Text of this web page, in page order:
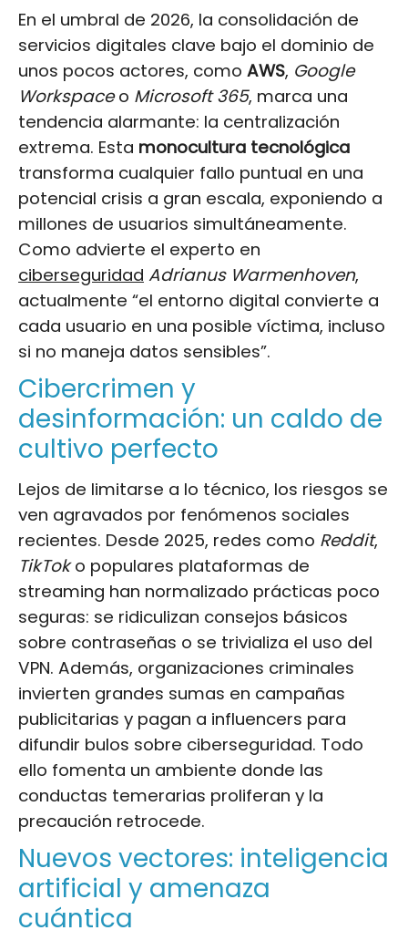
En el umbral de 2026, la consolidación de
servicios digitales clave bajo el dominio de
unos pocos actores, como AWS, Google
Workspaceo Microsoft 365, marca una
tendencia alarmante: la centralización
extrema. Esta monocultura tecnológica
transforma cualquier fallo puntual en una
potencial crisis a gran escala, exponiendo a
millones de usuarios simultáneamente.
Como advierte el experto en
ciberseguridad Adrianus Warmenhoven,
actualmente “el entorno digital convierte a
cada usuario en una posible víctima, incluso
si no maneja datos sensibles”.
Cibercrimen y
desinformación: un caldo de
cultivo perfecto
Lejos de limitarse a lo técnico, los riesgos se
ven agravados por fenómenos sociales
recientes. Desde 2025, redes como Reddit,
TikToko populares plataformas de
streaming han normalizado prácticas poco
seguras: se ridiculizan consejos básicos
sobre contraseñas o se trivializa el uso del
VPN. Además, organizaciones criminales
invierten grandes sumas en campañas
publicitarias y pagan a influencers para
difundir bulos sobre ciberseguridad. Todo
ello fomenta un ambiente donde las
conductas temerarias proliferan y la
precaución retrocede.
Nuevos vectores: inteligencia
artificial y amenaza
cuántica